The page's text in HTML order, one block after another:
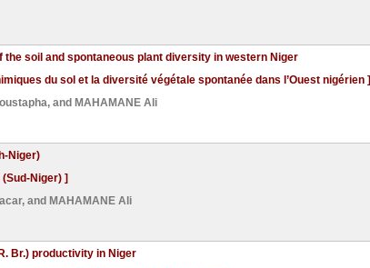
soil and spontaneous plant diversity in western Niger
du sol et la diversité végétale spontanée dans l’Ouest nigérien ]
, and MAHAMANE Ali
Niger)
Niger) ]
, and MAHAMANE Ali
Br.) productivity in Niger